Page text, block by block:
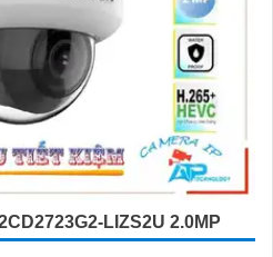
LIZS2U 2.0MP